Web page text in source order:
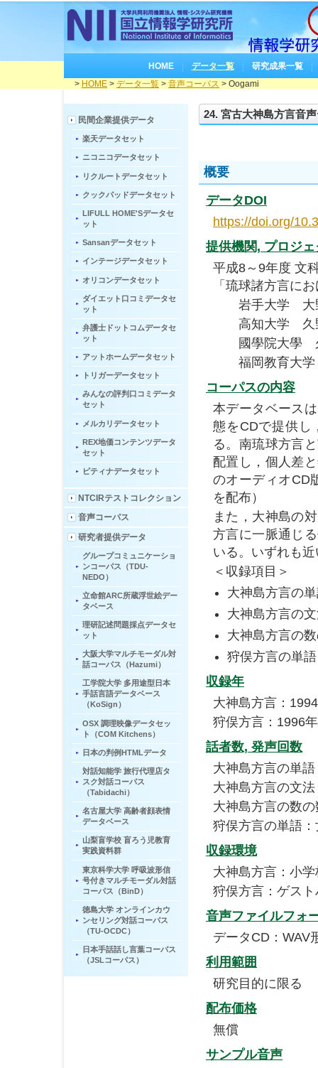
HOME データ一覧
研究成果一覧
> HOME > データ一覧 > 音声コーパス > Oogami
24. 宮古大神島方言音
概要
データDOI
https://doi.org/
提供機関, プロジェ
平成8～9年度 文
「琉球諸方言に
岩手大学 大野
高知大学 久
國學院大學
福岡教育大学
コーパスの内容
本データベース
態をCDで提供し
る。南琉球方言
配置し，個人差
のオーディオCD
を配布）
また，大神島の
方言に一脈通じ
いる。いずれも
＜収録項目＞
大神島方言の
大神島方言の
大神島方言の
狩俣方言の単
収録年
大神島方言：
狩俣方言：1996年
話者数, 発声回数
大神島方言の単
大神島方言の文
大神島方言の数
狩俣方言の単語
収録環境
大神島方言：小
狩俣方言：ゲス
音声ファイルフォ
データCD：WAV
利用範囲
研究目的に限る
配布価格
無償
サンプル音声
民間企業提供データ
楽天データセット
ニコニコデータセット
リクルートデータセット
クックパッドデータセット
LIFULL HOME'Sデータセ
ット
Sansanデータセット
インテージデータセット
オリコンデータセット
ダイエット口コミデータセ
ット
弁護士ドットコムデータセ
ット
アットホームデータセット
トリガーデータセット
みんなの評判口コミデータ
セット
メルカリデータセット
REX地価コンテンツデータ
セット
ピティナデータセット
NTCIRテストコレクション
音声コーパス
研究者提供データ
グループコミュニケーショ
ンコーパス（TDU-
NEDO）
立命館ARC所蔵浮世絵デー
タベース
理研記述問題採点データセ
ット
大阪大学マルチモーダル対
話コーパス（Hazumi）
工学院大学 多用途型日本
手話言語データベース
（KoSign）
OSX 調理映像データセッ
ト（COM Kitchens）
日本の判例HTMLデータ
対話知能学 旅行代理店タ
スク対話コーパス
（Tabidachi）
名古屋大学 高齢者顔表情
データベース
山梨盲学校 盲ろう児教育
実践資料群
東京科学大学 呼吸波形信
号付きマルチモーダル対話
コーパス（BinD）
徳島大学 オンラインカウ
ンセリング対話コーパス
（TU-OCDC）
日本手話話し言葉コーパス
（JSLコーパス）